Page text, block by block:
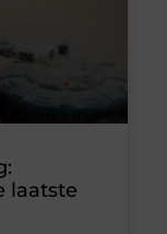
laatste